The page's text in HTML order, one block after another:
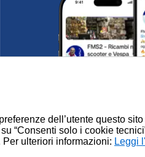
dell’utente questo
“Consenti solo i cookie
ulteriori informazioni: